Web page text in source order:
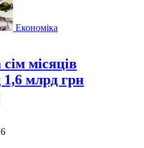
Економіка
місяців
млрд грн